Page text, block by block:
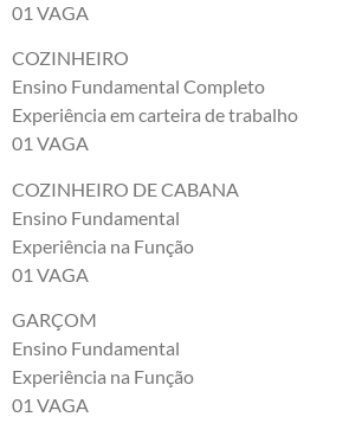
01 VAGA
COZINHEIRO
Ensino Fundamental Completo
Experiência em carteira de trabalho
01 VAGA
COZINHEIRO DE CABANA
Ensino Fundamental
Experiência na Função
01 VAGA
GARÇOM
Ensino Fundamental
Experiência na Função
01 VAGA